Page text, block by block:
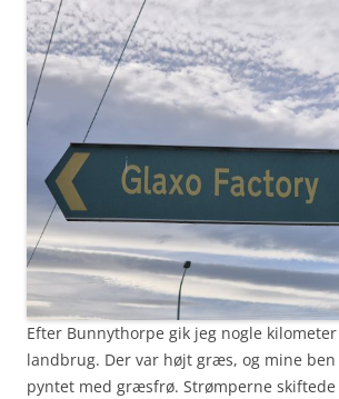
Efter Bunnythorpe gik jeg nogle
landbrug. Der var højt græs, og mine ben
pyntet med græsfrø. Strømperne